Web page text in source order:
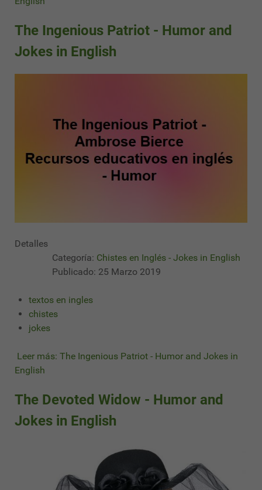
The Ingenious Patriot - Humor and
Jokes in English
Detalles
Categoría: Chistes en Inglés - Jokes in English
Publicado: 25 Marzo 2019
textos en ingles
chistes
jokes
Leer más: The Ingenious Patriot - Humor and Jokes in
English
The Devoted Widow - Humor and
Jokes in English